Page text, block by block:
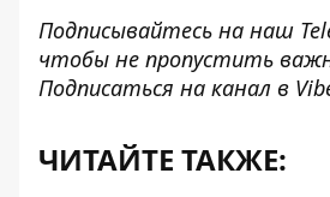
Подписывайтесь на наш T
чтобы не пропустить
Подписаться на канал в
ЧИТАЙТЕ ТАКЖЕ: